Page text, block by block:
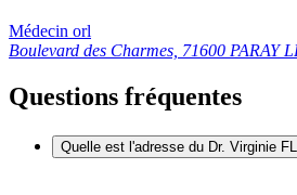
Médecin orl
Boulevard des Charmes, 71600 PARAY
Questions fréquentes
Quelle est l'adresse du Dr. Virginie